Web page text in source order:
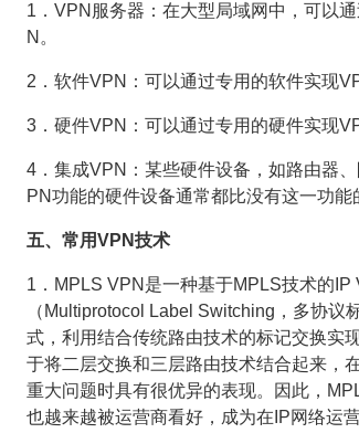
1．VPN服务器：在大型局域网中，可以
N。
2．软件VPN：可以通过专用的软件实现
3．硬件VPN：可以通过专用的硬件实现
4．集成VPN：某些硬件设备，如路由器
PN功能的硬件设备通常都比没有这一功能
五、常用VPN技术
1．MPLS VPN是一种基于MPLS技术的
（Multiprotocol Label Switching，多协
式，利用结合传统路由技术的标记交换实
于将二层交换和三层路由技术结合起来，
重大问题时具有很优异的表现。因此，
也越来越被运营商看好，成为在IP网络运